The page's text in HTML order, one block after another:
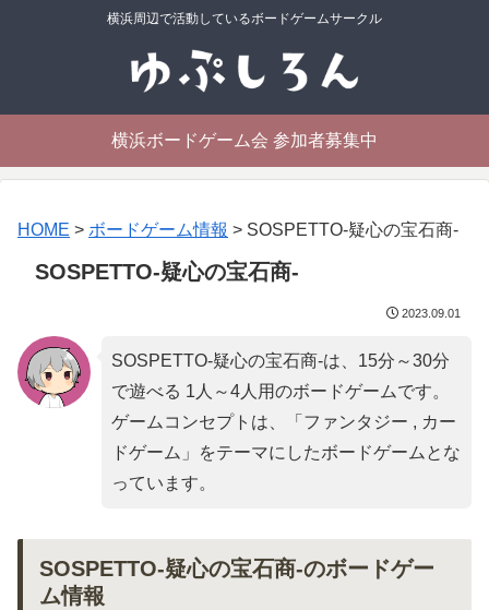
横浜周辺で活動しているボードゲームサークル
横浜ボードゲーム会 参加者募集中
HOME > ボードゲーム情報 > SOSPETTO-疑心の宝石商-
SOSPETTO-疑心の宝石商-
2023.09.01
SOSPETTO-疑心の宝石商-は、15分～30分
で遊べる 1人～4人用のボードゲームです。
ゲームコンセプトは、「 ファンタジー , カー
ドゲーム 」をテーマにしたボードゲームとな
っています。
SOSPETTO-疑心の宝石商-のボードゲー
ム情報